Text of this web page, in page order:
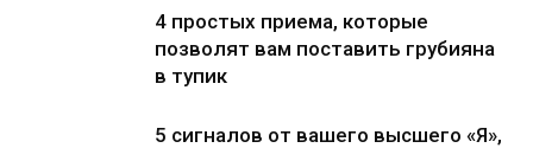
4 простых приема, которые
позволят вам поставить грубияна
в тупик
5 сигналов от вашего высшего «Я»,